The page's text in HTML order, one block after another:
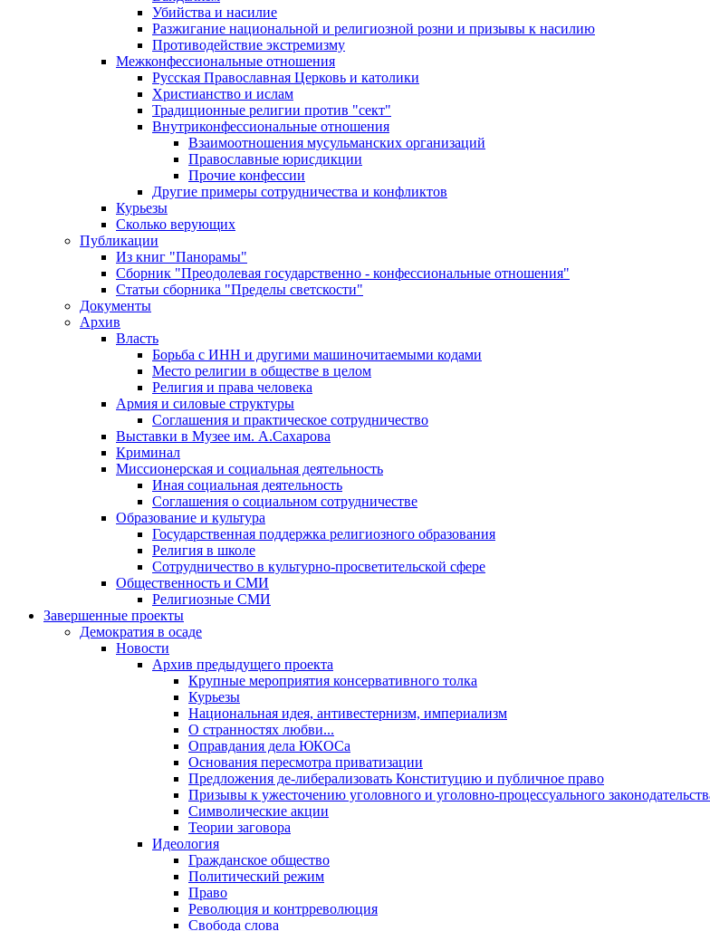
Убийства и насилие
Разжигание национальной и религиозной розни и призывы к насилию
Противодействие экстремизму
Межконфессиональные отношения
Русская Православная Церковь и католики
Христианство и ислам
Традиционные религии против "сект"
Внутриконфессиональные отношения
Взаимоотношения мусульманских организаций
Православные юрисдикции
Прочие конфессии
Другие примеры сотрудничества и конфликтов
Курьезы
Сколько верующих
Публикации
Из книг "Панорамы"
Сборник "Преодолевая государственно - конфессиональные отношения"
Статьи сборника "Пределы светскости"
Документы
Архив
Власть
Борьба с ИНН и другими машиночитаемыми кодами
Место религии в обществе в целом
Религия и права человека
Армия и силовые структуры
Соглашения и практическое сотрудничество
Выставки в Музее им. А.Сахарова
Криминал
Миссионерская и социальная деятельность
Иная социальная деятельность
Соглашения о социальном сотрудничестве
Образование и культура
Государственная поддержка религиозного образования
Религия в школе
Сотрудничество в культурно-просветительской сфере
Общественность и СМИ
Религиозные СМИ
Завершенные проекты
Демократия в осаде
Новости
Архив предыдущего проекта
Крупные мероприятия консервативного толка
Курьезы
Национальная идея, антивестернизм, империализм
О странностях любви...
Оправдания дела ЮКОСа
Основания пересмотра приватизации
Предложения де-либерализовать Конституцию и публичное право
Призывы к ужесточению уголовного и уголовно-процессуального
Символические акции
Теории заговора
Идеология
Гражданское общество
Политический режим
Право
Революция и контрреволюция
Свобода слова